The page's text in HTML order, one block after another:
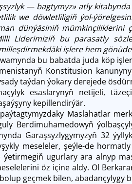
— bagtymyz» atly
we döwletliligiň ýol-
dünýäsiniň
Liderimiziň bu parasatly
işlere hem
bu babatda juda köp
Konstitusion
taýdan ýokary derejede
esaslarynyň netijeli,
kepillendirýär.
Maslahatlar
Berdimuhamedowyň
Garaşsyzlygymyzyň 32
meseleler, şeýle-de
ugurlary ara alnyp
öz içine aldy. Ol
geçmek bilen,